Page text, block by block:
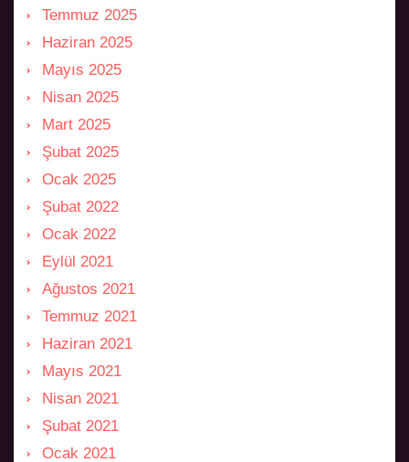
Temmuz 2025
Haziran 2025
Mayıs 2025
Nisan 2025
Mart 2025
Şubat 2025
Ocak 2025
Şubat 2022
Ocak 2022
Eylül 2021
Ağustos 2021
Temmuz 2021
Haziran 2021
Mayıs 2021
Nisan 2021
Şubat 2021
Ocak 2021